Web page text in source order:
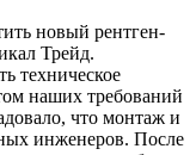
новый рентген-
Трейд.
техническое
наших требований
что монтаж и
инженеров. После